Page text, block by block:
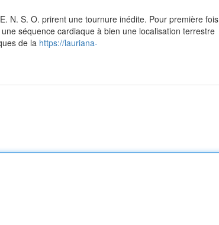
N. S. O. prirent une tournure inédite. Pour première fois
séquence cardiaque à bien une localisation terrestre
de la https://lauriana-